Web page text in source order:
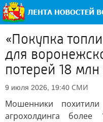
«Покупка
для
потерей 18
9 июля 2026, 19:40 СМИ
Мошенники
агрохолдинга